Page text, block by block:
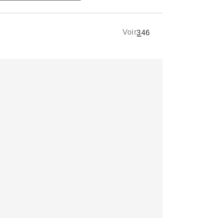
Voir346